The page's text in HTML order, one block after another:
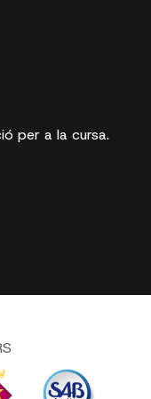
per a la cursa.